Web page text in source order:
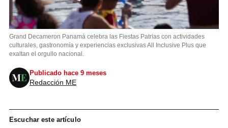
Grand Decameron Panamá celebra las Fiestas Patrias con actividades
culturales, gastronomía y experiencias exclusivas All Inclusive Plus que
exaltan el orgullo nacional.
Publicado hace 9 meses
Redacción ME
Escuchar este artículo